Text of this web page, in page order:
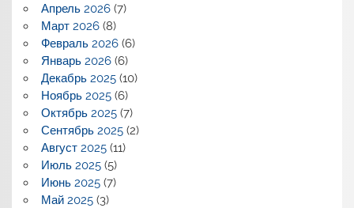
Апрель 2026(7)
Март 2026(8)
Февраль 2026(6)
Январь 2026(6)
Декабрь 2025(10)
Ноябрь 2025(6)
Октябрь 2025(7)
Сентябрь 2025(2)
Август 2025(11)
Июль 2025(5)
Июнь 2025(7)
Май 2025(3)